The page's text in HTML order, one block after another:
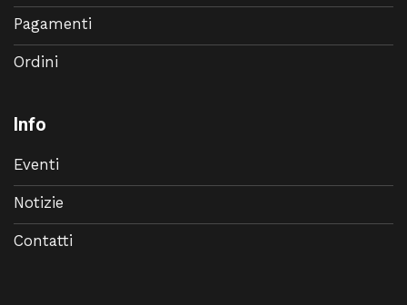
Pagamenti
Ordini
Info
Eventi
Notizie
Contatti